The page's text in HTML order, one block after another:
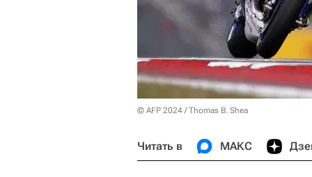
© AFP 2024 / Thomas B. Shea
Читать в МАКС